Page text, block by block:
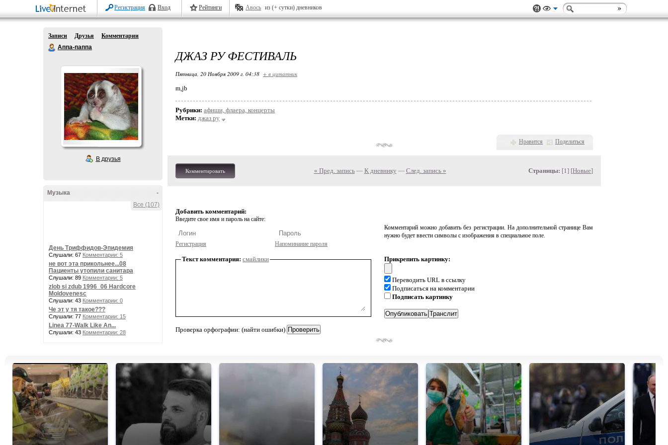
Регистрация Вход Рейтинги Авось из (+ сутки) дневников
Записи Друзья
Комментарии
Аппа-паппа
В друзья
-
Музыка
Все (107)
День Триффидов-Эпидемия
Слушали: 67 Комментарии: 5
не вот эта прикольнее...08
Пациенты утопили санитара
Слушали: 89 Комментарии: 5
zlob si zdub 1996_06 Hardcore
Moldovenesc
Слушали: 43 Комментарии: 0
Че эт у тя такое???
Слушали: 77 Комментарии: 15
Linea 77-Walk Like An...
Слушали: 43 Комментарии: 28
ДЖАЗ РУ ФЕСТИВАЛЬ
Пятница, 20 Ноября 2009 г. 04:38 + в цитатник
m,jb
Рубрики: афиши, флаера, концерты
Метки: джаз ру
Нравится Поделиться
Комментировать « Пред. запись— К дневнику — След. запись » Страницы: [1] [Новые]
Добавить комментарий:
Введите свое имя и пароль на сайте:
Регистрация Напоминание пароля
Комментарий можно добавить без регистрации. На дополнительной странице Вам
нужно будет ввести символы с изображения в специальное поле.
Текст комментария: смайлики
Проверка орфографии: (найти ошибки)
Прикрепить картинку:
Переводить URL в ссылку
Подписаться на комментарии
Подписать картинку